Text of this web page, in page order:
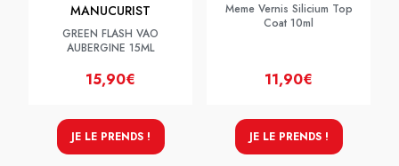
MANUCURIST
GREEN FLASH VAO
AUBERGINE 15ML
15,90€
JE LE PRENDS !
Meme Vernis Silicium Top
Coat 10ml
11,90€
JE LE PRENDS !